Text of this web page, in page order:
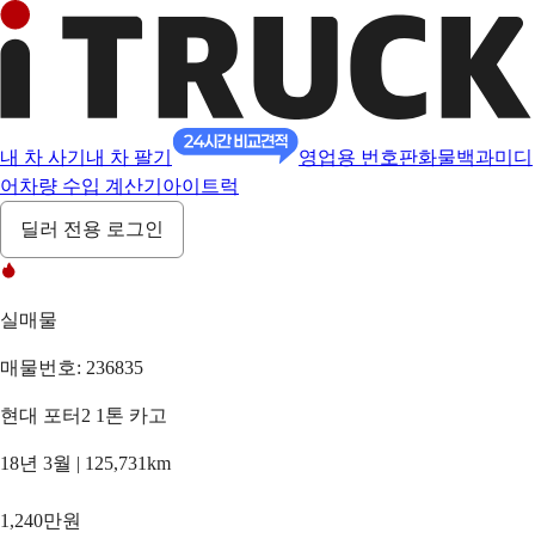
내 차 사기 내 차 팔기 영업용 번호판화물백과미디
어 차량 수입 계산기 아이트럭
딜러 전용 로그인
실매물
매물번호: 236835
현대 포터2 1톤 카고
18년 3월 | 125,731km
1,240만원